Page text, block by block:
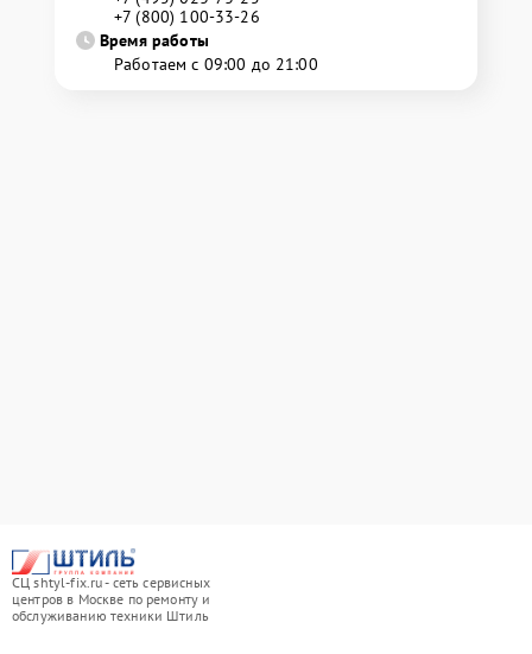
+7 (800) 100-33-26
Время работы
Работаем с 09:00 до 21:00
СЦ shtyl-fix.ru - сеть сервисных
центров в Москве по ремонту и
обслуживанию техники Штиль